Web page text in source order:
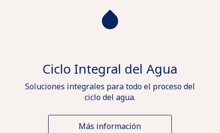
Ciclo Integral del Agua
Soluciones integrales para todo el proceso del
ciclo del agua.
Más información